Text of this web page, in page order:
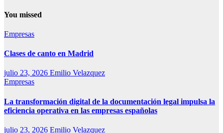
You missed
Empresas
Clases de canto en Madrid
julio 23, 2026 Emilio Velazquez
Empresas
La transformación digital de la documentación legal impulsa la
eficiencia operativa en las empresas españolas
julio 23, 2026 Emilio Velazquez